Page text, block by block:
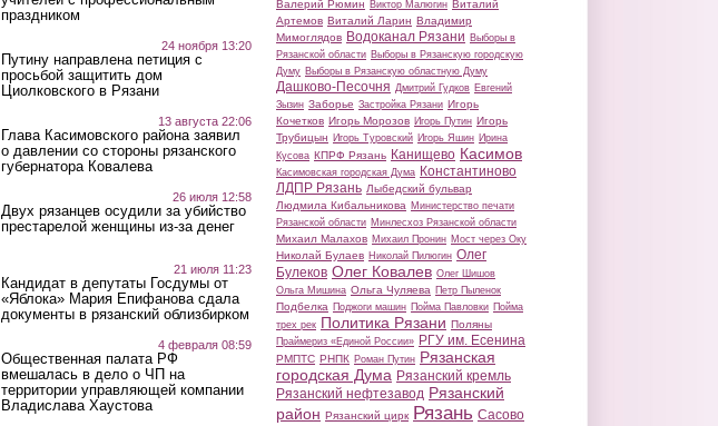
праздником
24 ноября 13:20
Путину направлена петиция с
просьбой защитить дом
Циолковского в Рязани
13 августа 22:06
Глава Касимовского района заявил
о давлении со стороны рязанского
губернатора Ковалева
26 июля 12:58
Двух рязанцев осудили за убийство
престарелой женщины из-за денег
21 июля 11:23
Кандидат в депутаты Госдумы от
«Яблока» Мария Епифанова сдала
документы в рязанский облизбирком
4 февраля 08:59
Общественная палата РФ
вмешалась в дело о ЧП на
территории управляющей компании
Владислава Хаустова
Валерий Рюмин Виктор Малюгин Виталий
Артемов Виталий Ларин Владимир
Мимоглядов Водоканал Рязани Выборы в
Рязанской области Выборы в Рязанскую городскую
Думу Выборы в Рязанскую областную Думу
Дашково-Песочня Дмитрий Гудков Евгений
Зызин Заборье Застройка Рязани Игорь
Кочетков Игорь Морозов Игорь Путин Игорь
Трубицын Игорь Туровский Игорь Яшин Ирина
Кусова КПРФ Рязань Канищево Касимов
Касимовская городская Дума Константиново
ЛДПР Рязань Лыбедский бульвар
Людмила Кибальникова Министерство печати
Рязанской области Минлесхоз Рязанской области
Михаил Малахов Михаил Пронин Мост через Оку
Николай Булаев Николай Пилюгин Олег
Булеков Олег Ковалев Олег Шишов
Ольга Мишина Ольга Чуляева Петр Пыленок
Подбелка Поджоги машин Пойма Павловки Пойма
трех рек Политика Рязани Поляны
Праймериз «Единой России» РГУ им. Есенина
РМПТС РНПК Роман Путин Рязанская
городская Дума Рязанский кремль
Рязанский нефтезавод Рязанский
район Рязанский цирк Рязань Сасово